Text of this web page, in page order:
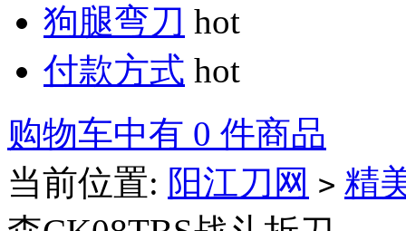
狗腿弯刀 hot
付款方式 hot
购物车中有 0 件商品
当前位置: 阳江刀网 > 精